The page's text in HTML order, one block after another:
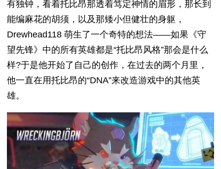
有独钟，看着托比昂那透着笃定神情的眉形，那长到
能编麻花的胡须，以及那矮小但健壮的身躯，
Drewhead118 萌生了一个奇特的想法——如果《守
望先锋》中的所有英雄都是“托比昂风格”那会是什么
样?于是他开始了自己的创作，在过去的两个月里，
他一直在用托比昂的“DNA”来改造游戏中的其他英
雄。